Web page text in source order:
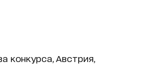
конкурса, Австрия,